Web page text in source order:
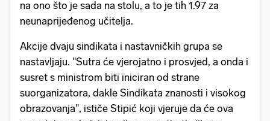
na ono što je sada na stolu, a to je tih 1.97 za
neunaprijeđenog učitelja.
Akcije dvaju sindikata i nastavničkih grupa se
nastavljaju. "Sutra će vjerojatno i prosvjed, a onda i
susret s ministrom biti iniciran od strane
suorganizatora, dakle Sindikata znanosti i visokog
obrazovanja", ističe Stipić koji vjeruje da će ova